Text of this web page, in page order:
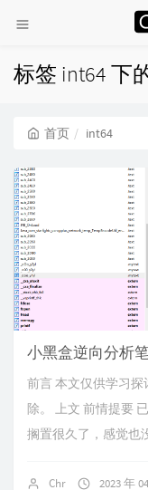
标签 int64 下
首页 int64
小黑盒逆向分析
前言 本文仅供学习
除。 上文 前情提要
搁置很久了，感觉也
Chr 2023 年